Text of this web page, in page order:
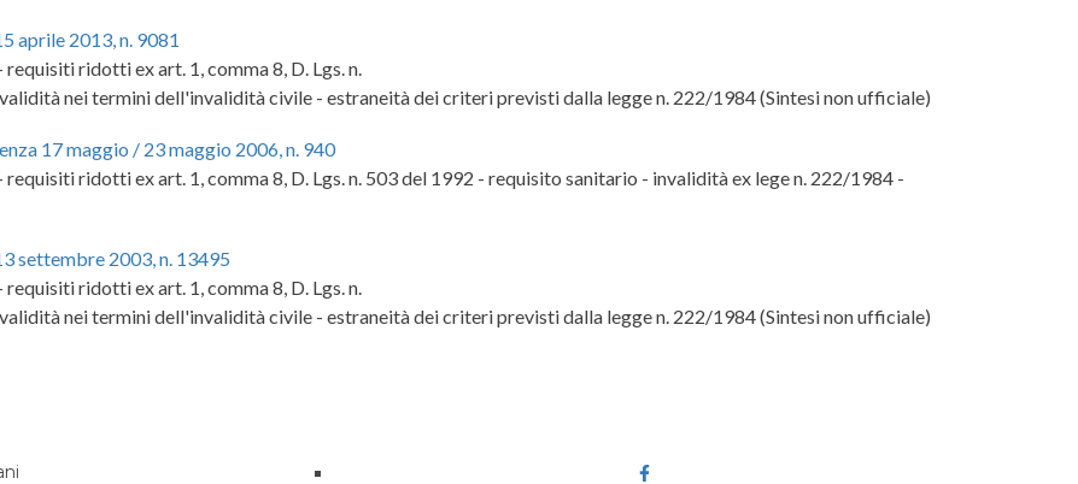
aprile 2013, n. 9081
ridotti ex art. 1, comma 8, D. Lgs. n.
nei termini dell'invalidità civile - estraneità dei criteri previsti dalla legge n. 222/1984 (Sintesi non ufficiale)
17 maggio / 23 maggio 2006, n. 940
ridotti ex art. 1, comma 8, D. Lgs. n. 503 del 1992 - requisito sanitario - invalidità ex lege n. 222/1984 -
settembre 2003, n. 13495
ridotti ex art. 1, comma 8, D. Lgs. n.
nei termini dell'invalidità civile - estraneità dei criteri previsti dalla legge n. 222/1984 (Sintesi non ufficiale)
Facebook